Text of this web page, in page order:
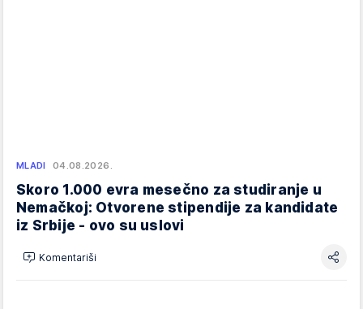
MLADI 04.08.2026.
Skoro 1.000 evra mesečno za studiranje u
Nemačkoj: Otvorene stipendije za kandidate
iz Srbije - ovo su uslovi
Komentariši